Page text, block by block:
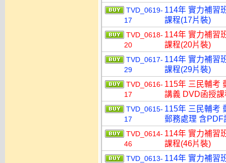
TVD_0619-
17
114年 實力補習
課程(17片裝)
TVD_0618-
20
114年 實力補習
課程(20片裝)
TVD_0617-
29
114年 實力補習
課程(29片裝)
TVD_0616-
17
115年 三民輔考
講義 DVD函授
TVD_0615-
17
115年 三民輔考
郵務處理 含PDF
TVD_0614-
46
114年 實力補習
課程(46片裝)
TVD_0613- 114年 實力補習